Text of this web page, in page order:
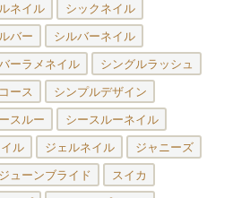
ネイル シックネイル
バー シルバーネイル
ーラメネイル シングルラッシュ
ース シンプルデザイン
スルー シースルーネイル
ル ジェルネイル ジャニーズ
ジューンブライド スイカ